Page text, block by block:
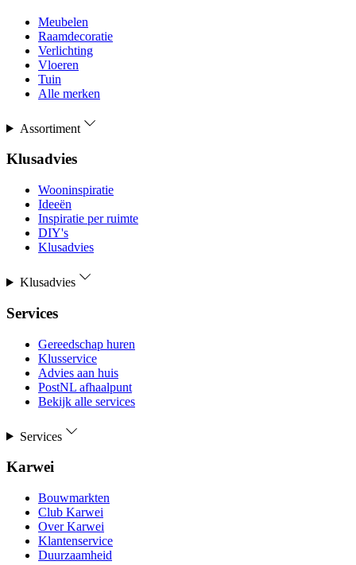
Meubelen
Raamdecoratie
Verlichting
Vloeren
Tuin
Alle merken
Assortiment
Klusadvies
Wooninspiratie
Ideeën
Inspiratie per ruimte
DIY's
Klusadvies
Klusadvies
Services
Gereedschap huren
Klusservice
Advies aan huis
PostNL afhaalpunt
Bekijk alle services
Services
Karwei
Bouwmarkten
Club Karwei
Over Karwei
Klantenservice
Duurzaamheid